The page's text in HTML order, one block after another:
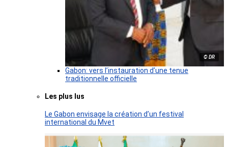
© DR
Gabon: vers l’instauration d’une tenue
traditionnelle officielle
Les plus lus
Le Gabon envisage la création d’un festival
international du Mvet